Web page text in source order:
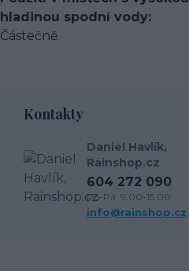
hladinou spodní vody
Částečně
Kontakty
Daniel Havlík,
Rainshop.cz
604 272 090
Po-Pá: 9.00-15.00
info@rainshop.cz